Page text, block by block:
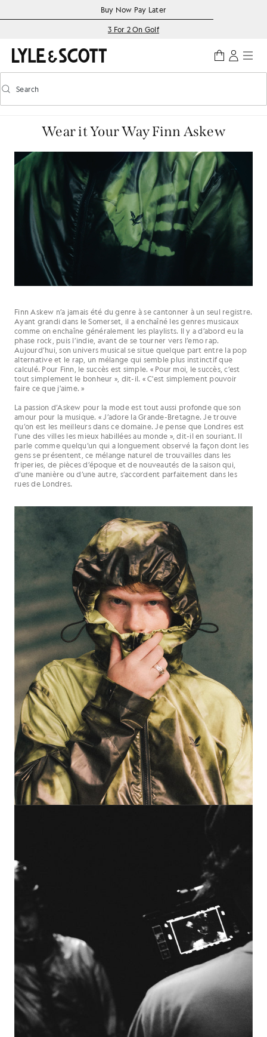
Accessibility informationBuy Now Pay Later
3 For 2 On Golf
Toggle predictive search
Search
Wear it Your Way Finn Askew
Finn Askew n’a jamais été du genre à se cantonner à un seul registre.
Ayant grandi dans le Somerset, il a enchaîné les genres musicaux
comme on enchaîne généralement les playlists. Il y a d’abord eu la
phase rock, puis l’indie, avant de se tourner vers l’emo rap.
Aujourd’hui, son univers musical se situe quelque part entre la pop
alternative et le rap, un mélange qui semble plus instinctif que
calculé. Pour Finn, le succès est simple. « Pour moi, le succès, c’est
tout simplement le bonheur », dit-il. « C'est simplement pouvoir
faire ce que j'aime. »
La passion d’Askew pour la mode est tout aussi profonde que son
amour pour la musique. « J’adore la Grande-Bretagne. Je trouve
qu’on est les meilleurs dans ce domaine. Je pense que Londres est
l’une des villes les mieux habillées au monde », dit-il en souriant. Il
parle comme quelqu’un qui a longuement observé la façon dont les
gens se présentent, ce mélange naturel de trouvailles dans les
friperies, de pièces d’époque et de nouveautés de la saison qui,
d’une manière ou d’une autre, s’accordent parfaitement dans les
rues de Londres.